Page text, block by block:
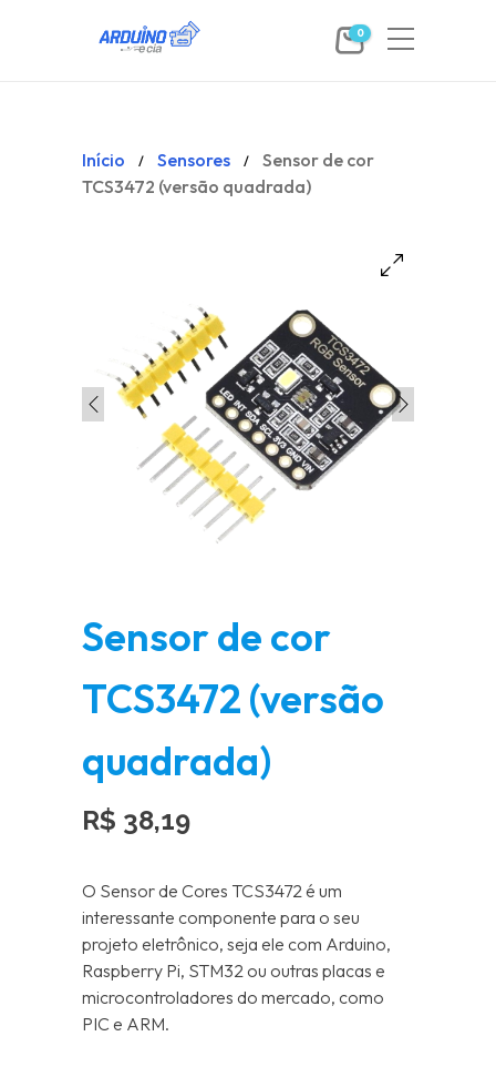
0
Início / Sensores /
Sensor de cor
TCS3472 (versão quadrada)
Sensor de cor
TCS3472 (versão
quadrada)
R$ 38,19
O Sensor de Cores TCS3472 é um
interessante componente para o seu
projeto eletrônico, seja ele com Arduino,
Raspberry Pi, STM32 ou outras placas e
microcontroladores do mercado, como
PIC e ARM.